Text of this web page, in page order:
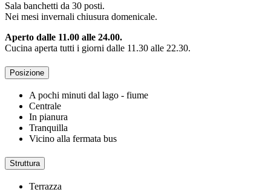
Sala banchetti da 30 posti.
Nei mesi invernali chiusura domenicale.
Aperto dalle 11.00 alle 24.00.
Cucina aperta tutti i giorni dalle 11.30 alle 22.30.
Posizione
A pochi minuti dal lago - fiume
Centrale
In pianura
Tranquilla
Vicino alla fermata bus
Struttura
Terrazza